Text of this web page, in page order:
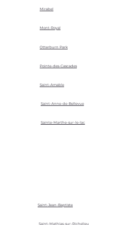
Mirabel
Mont-Royal
Otterburn Park
Pointe-des-Cascades
Saint-Amable
Saint-Anne-de-Bellevue
Sainte-Marthe-sur-le-lac
Saint-Jean-Baptiste
Saint-Mathias-sur-Richelieu